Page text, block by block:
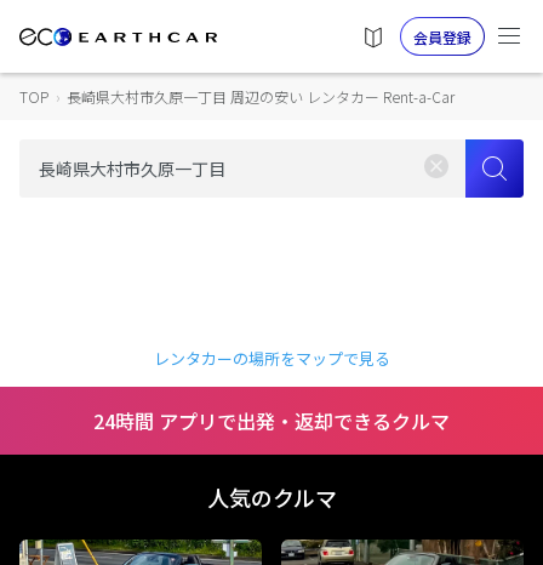
会員登録
TOP › 長崎県大村市久原一丁目 周辺の安い レンタカー Rent-a-Car
レンタカーの場所をマップで見る
24時間 アプリで出発・返却できるクルマ
人気のクルマ